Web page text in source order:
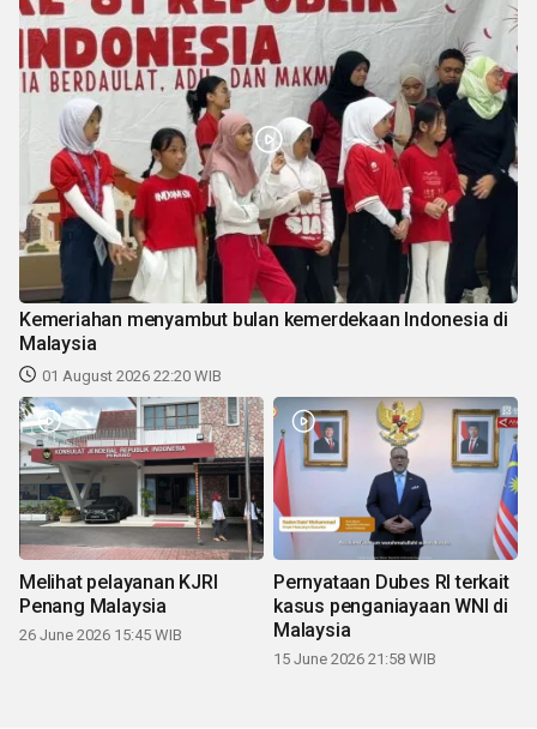
Kemeriahan menyambut bulan kemerdekaan Indonesia di
Malaysia
01 August 2026 22:20 WIB
Melihat pelayanan KJRI
Penang Malaysia
26 June 2026 15:45 WIB
Pernyataan Dubes RI terkait
kasus penganiayaan WNI di
Malaysia
15 June 2026 21:58 WIB